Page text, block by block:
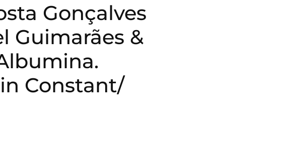
Gonçalves
Guimarães &
Constant/